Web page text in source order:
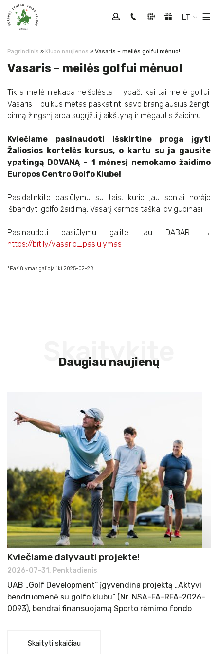
LT ☰
Pagrindinis » Klubo naujienos » Vasaris – meilės golfui mėnuo!
Vasaris – meilės golfui mėnuo!
Tikra meilė niekada neišblėsta – ypač, kai tai meilė golfui!
Vasaris – puikus metas paskatinti savo brangiausius žengti
pirmą žingsnį arba sugrįžti į aikštyną ir mėgautis žaidimu.
Kviečiame pasinaudoti išskirtine proga įgyti
Žaliosios kortelės kursus, o kartu su ja gausite
ypatingą DOVANĄ – 1 mėnesį nemokamo žaidimo
Europos Centro Golfo Klube!
Pasidalinkite pasiūlymu su tais, kurie jau seniai norėjo
išbandyti golfo žaidimą. Vasarį karmos taškai dvigubinasi!
Pasinaudoti pasiūlymu galite jau DABAR →
https://bit.ly/vasario_pasiulymas
*Pasiūlymas galioja iki 2025-02-28.
Skaitykite
Daugiau naujienų
Kviečiame dalyvauti projekte!
2026-07-31, Penktadienis
UAB „Golf Development“ įgyvendina projektą „Aktyvi
bendruomenė su golfo klubu“ (Nr. NSA-FA-RFA-2026-
0093), bendrai finansuojamą Sporto rėmimo fondo
bendruomenę ir sudaryti sąlygas sportuoti įvairaus
Skaityti skaičiau